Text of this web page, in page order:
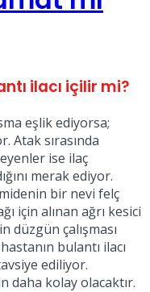
ilacı içilir mi?
eşlik ediyorsa;
Atak sırasında
ise ilaç
merak ediyor.
bir nevi felç
için alınan ağrı kesici
düzgün çalışması
bulantı ilacı
ediliyor.
daha kolay olacaktır.